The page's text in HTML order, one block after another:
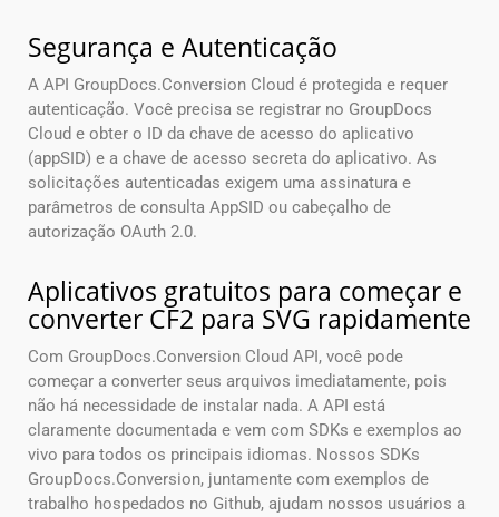
Segurança e Autenticação
A API GroupDocs.Conversion Cloud é protegida e requer
autenticação. Você precisa se registrar no GroupDocs
Cloud e obter o ID da chave de acesso do aplicativo
(appSID) e a chave de acesso secreta do aplicativo. As
solicitações autenticadas exigem uma assinatura e
parâmetros de consulta AppSID ou cabeçalho de
autorização OAuth 2.0.
Aplicativos gratuitos para começar e
converter CF2 para SVG rapidamente
Com GroupDocs.Conversion Cloud API, você pode
começar a converter seus arquivos imediatamente, pois
não há necessidade de instalar nada. A API está
claramente documentada e vem com SDKs e exemplos ao
vivo para todos os principais idiomas. Nossos SDKs
GroupDocs.Conversion, juntamente com exemplos de
trabalho hospedados no Github, ajudam nossos usuários a